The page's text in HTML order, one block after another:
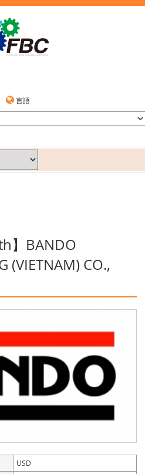
言語
】BANDO
(VIETNAM) CO.,
USD